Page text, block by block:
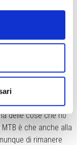
perché?
che lo spirito
fa gravel ama fare
delle cose che ho
è che anche alla
di rimanere